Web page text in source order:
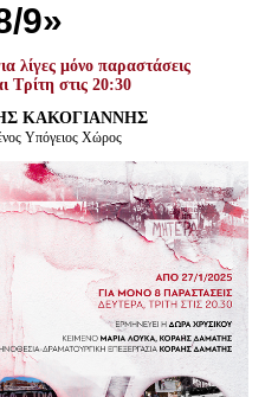
9»
λίγες μόνο παραστάσεις
Τρίτη στις 20:30
ΚΑΚΟΓΙΑΝΝΗΣ
Υπόγειος Χώρος